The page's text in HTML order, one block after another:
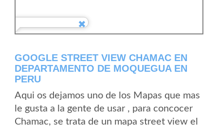
GOOGLE STREET VIEW CHAMAC EN
DEPARTAMENTO DE MOQUEGUA EN
PERU
Aqui os dejamos uno de los Mapas que mas
le gusta a la gente de usar , para concocer
Chamac, se trata de un mapa street view el